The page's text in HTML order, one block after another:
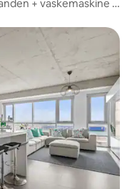
+ vaskemaskine +